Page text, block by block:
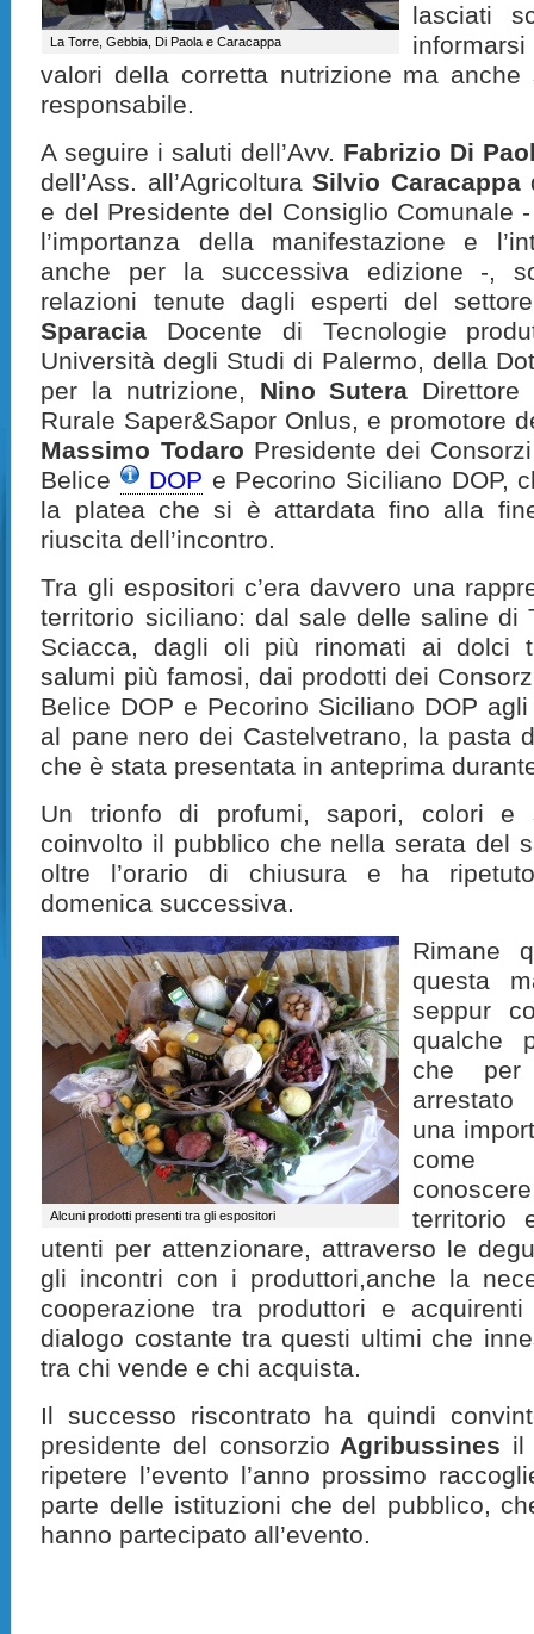
La Torre, Gebbia, Di Paola e Caracappa
lasciati
valori della corretta nutrizione ma anche
responsabile.
A seguire i saluti dell’Avv. Fabrizio Di
dell’Ass. all’AgricolturaSilvio Caracappa
e del Presidente del Consiglio Comunale
l’importanza della manifestazione e
anche per la successiva edizione -,
relazioni tenute dagli esperti del
Sparacia Docente di Tecnologie
Università degli Studi di Palermo, della
per la nutrizione, Nino Sutera Direttore
Rurale Saper&Sapor Onlus, e promotore
Massimo Todaro Presidente dei
Belice
DOP e Pecorino Siciliano DOP,
la platea che si è attardata fino alla
riuscita dell’incontro.
Tra gli espositori c’era davvero una
territorio siciliano: dal sale delle saline di
Sciacca, dagli oli più rinomati ai dolci
salumi più famosi, dai prodotti dei
Belice DOP e Pecorino Siciliano DOP
al pane nero dei Castelvetrano, la pasta
che è stata presentata in anteprima
Un trionfo di profumi, sapori, colori e
coinvolto il pubblico che nella serata del
oltre l’orario di chiusura e ha
domenica successiva.
Alcuni prodotti presenti tra gli espositori
Rimane
questa
seppur
qualche
che per
arrestato
una
come
territorio
utenti per attenzionare, attraverso le
gli incontri con i produttori,anche la
cooperazione tra produttori e
dialogo costante tra questi ultimi che
tra chi vende e chi acquista.
Il successo riscontrato ha quindi
presidente del consorzio Agribussines il
ripetere l’evento l’anno prossimo
parte delle istituzioni che del pubblico,
hanno partecipato all’evento.